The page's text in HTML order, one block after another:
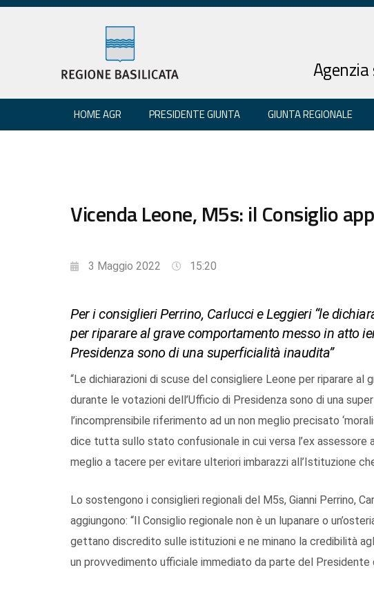
HOME AGR PRESIDENTE GIUNTA GIUNTA REGIONALE
Vicenda Leone, M5s: il Consiglio
3 Maggio 2022 15:20
Per i consiglieri Perrino, Carlucci e Leggieri “le
per riparare al grave comportamento messo in atto
Presidenza sono di una superficialità inaudita”
“Le dichiarazioni di scuse del consigliere Leone per riparare
durante le votazioni dell’Ufficio di Presidenza sono di una
l’incomprensibile riferimento ad un non meglio precisato
dice tutta sullo stato confusionale in cui versa l’ex assessore
meglio a tacere per evitare ulteriori imbarazzi all’Istituzione
Lo sostengono i consiglieri regionali del M5s, Gianni Perrino,
aggiungono: “Il Consiglio regionale non è un lupanare o
gettano discredito sulle istituzioni e ne minano la credibilità
un provvedimento ufficiale immediato da parte del Presidente